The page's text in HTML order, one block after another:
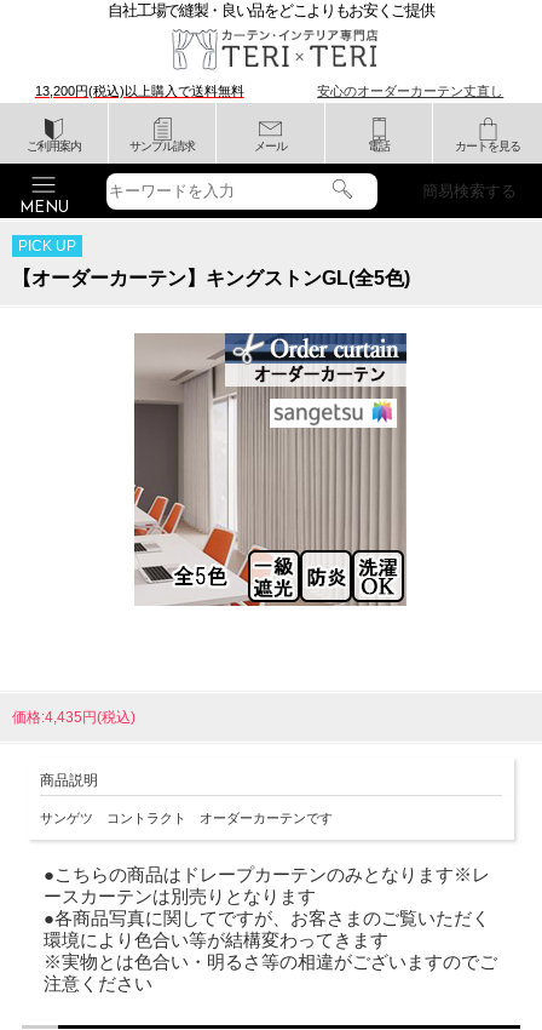
ご利用案内 サンプル請求 メール 電話 カートを見る
自社工場で縫製・良い品をどこよりもお安くご提供
13,200円(税込)以上購入で送料無料 安心のオーダーカーテン丈直し
簡易検索する
PICK UP
【オーダーカーテン】キングストンGL(全5色)
価格:4,435円(税込)
商品説明
サンゲツ コントラクト オーダーカーテンです
●こちらの商品はドレープカーテンのみとなります※レ
ースカーテンは別売りとなります
●各商品写真に関してですが、お客さまのご覧いただく
環境により色合い等が結構変わってきます
※実物とは色合い・明るさ等の相違がございますのでご
注意ください